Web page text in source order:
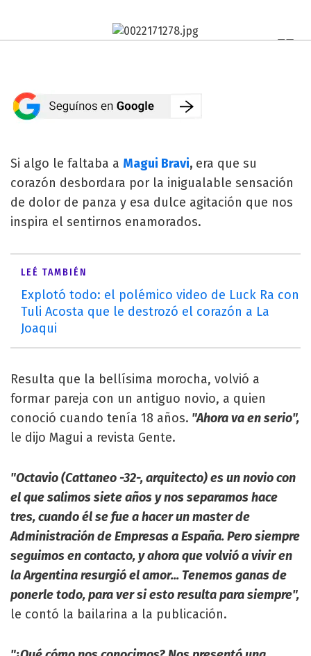
Si algo le faltaba a Magui Bravi, era que su
corazón desbordara por la inigualable sensación
de dolor de panza y esa dulce agitación que nos
inspira el sentirnos enamorados.
LEÉ TAMBIÉN
Explotó todo: el polémico video de Luck Ra con
Tuli Acosta que le destrozó el corazón a La
Joaqui
Resulta que la bellísima morocha, volvió a
formar pareja con un antiguo novio, a quien
conoció cuando tenía 18 años. "Ahora va en serio",
le dijo Magui a revista Gente.
"Octavio (Cattaneo -32-, arquitecto) es un novio con
el que salimos siete años y nos separamos hace
tres, cuando él se fue a hacer un master de
Administración de Empresas a España. Pero siempre
seguimos en contacto, y ahora que volvió a vivir en
la Argentina resurgió el amor... Tenemos ganas de
ponerle todo, para ver si esto resulta para siempre",
le contó la bailarina a la publicación.